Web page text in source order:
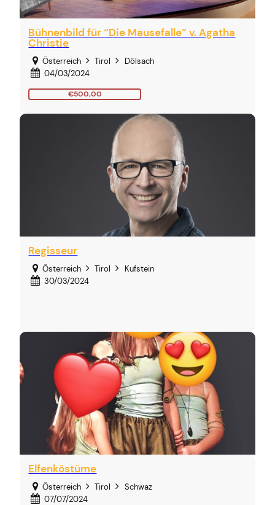
Bühnenbild für “Die Mausefalle” v. Agatha
Christie
Österreich Tirol
Dölsach
04/03/2024
€500,00
Regisseur
Österreich Tirol
Kufstein
30/03/2024
Elfenköstüme
Österreich Tirol
Schwaz
07/07/2024